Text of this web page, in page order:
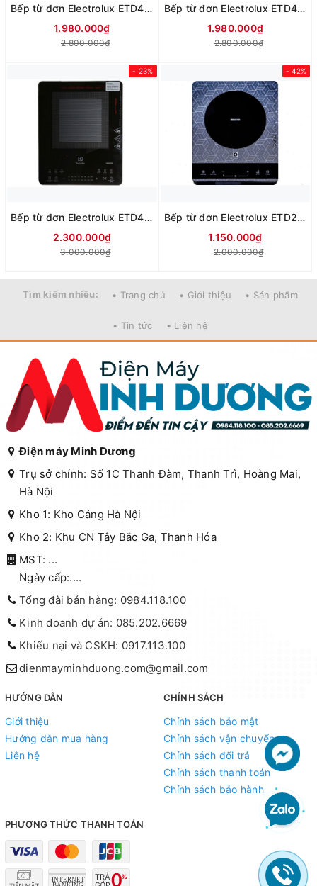
Bếp từ đơn Electrolux ETD42SKA 2100w
1.980.000₫
2.800.000₫
Bếp từ đơn Electrolux ETD42SKR 2100W
1.980.000₫
2.800.000₫
- 23%
Bếp từ đơn Electrolux ETD42SKS 2100W
2.300.000₫
3.000.000₫
- 42%
Bếp từ đơn Electrolux ETD29MKB 2000w
1.150.000₫
2.000.000₫
Tìm kiếm nhiều: • Trang chủ • Giới thiệu • Sản phẩm
• Tin tức • Liên hệ
Điện máy Minh Dương
Trụ sở chính: Số 1C Thanh Đàm, Thanh Trì, Hoàng Mai,
Hà Nội
Kho 1: Kho Cảng Hà Nội
Kho 2: Khu CN Tây Bắc Ga, Thanh Hóa
MST: ...
Ngày cấp:....
Tổng đài bán hàng: 0984.118.100
Kinh doanh dự án: 085.202.6669
Khiếu nại và CSKH: 0917.113.100
dienmayminhduong.com@gmail.com
HƯỚNG DẪN
Giới thiệu
Hướng dẫn mua hàng
Liên hệ
CHÍNH SÁCH
Chính sách bảo mật
Chính sách vận chuyển
Chính sách đổi trả
Chính sách thanh toán
Chính sách bảo hành
PHƯƠNG THỨC THANH TOÁN